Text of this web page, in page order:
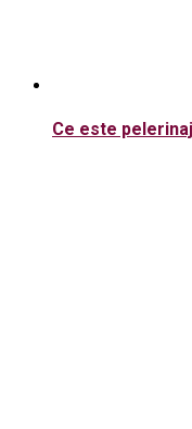
Ce este